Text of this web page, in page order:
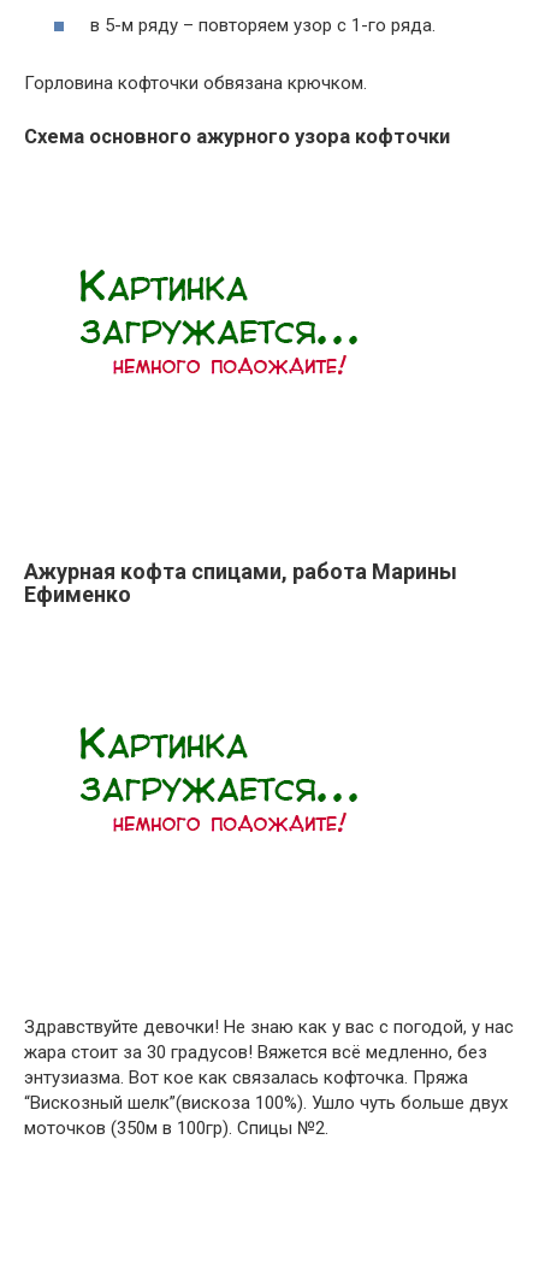
в 5-м ряду – повторяем узор с 1-го ряда.
Горловина кофточки обвязана крючком.
Схема основного ажурного узора кофточки
Ажурная кофта спицами, работа Марины
Ефименко
Здравствуйте девочки! Не знаю как у вас с погодой, у нас
жара стоит за 30 градусов! Вяжется всё медленно, без
энтузиазма. Вот кое как связалась кофточка. Пряжа
“Вискозный шелк”(вискоза 100%). Ушло чуть больше двух
моточков (350м в 100гр). Спицы №2.